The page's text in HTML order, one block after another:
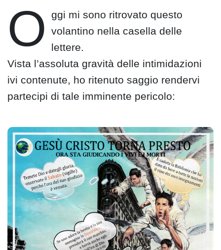
O
ggi mi sono ritrovato questo
volantino nella casella delle
lettere.
Vista l’assoluta gravità delle intimidazioni
ivi contenute, ho ritenuto saggio rendervi
partecipi di tale imminente pericolo: